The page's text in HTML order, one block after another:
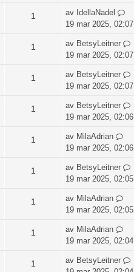
1 av IdellaNadel
19 mar 2025, 02:07
1 av BetsyLeitner
19 mar 2025, 02:07
1 av BetsyLeitner
19 mar 2025, 02:07
1 av BetsyLeitner
19 mar 2025, 02:06
1 av MilaAdrian
19 mar 2025, 02:06
1 av BetsyLeitner
19 mar 2025, 02:05
1 av MilaAdrian
19 mar 2025, 02:05
1 av MilaAdrian
19 mar 2025, 02:04
1 av BetsyLeitner